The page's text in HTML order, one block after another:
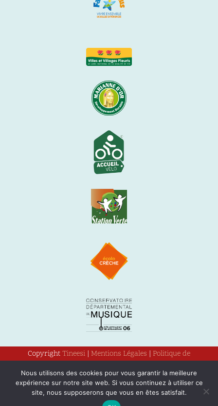
CopyrightTineesi| Mentions Légales | Politique de
confidentialité
Nous utilisons des cookies pour vous garantir la meilleure
expérience sur notre site web. Si vous continuez à utiliser ce
site, nous supposerons que vous en êtes satisfait.